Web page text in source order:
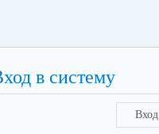
в систему
Вход